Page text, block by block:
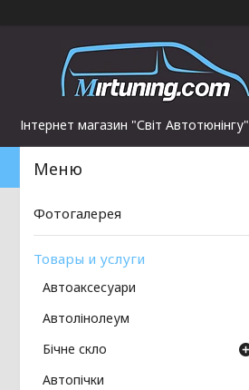
Інтернет магазин "Світ Автотюнінгу"
Фотогалерея
Товары и услуги
Автоаксесуари
Автолінолеум
Бічне скло
Автопічки